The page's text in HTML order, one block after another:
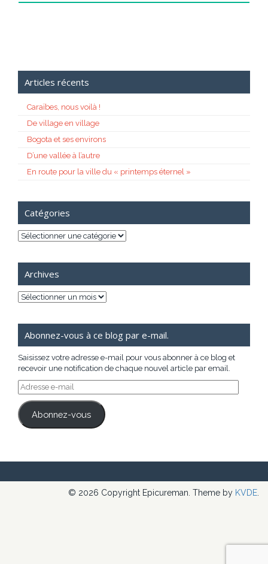
Articles récents
Caraïbes, nous voilà !
De village en village
Bogota et ses environs
D’une vallée à l’autre
En route pour la ville du « printemps éternel »
Catégories
Catégories
Archives
Archives
Abonnez-vous à ce blog par e-mail.
Saisissez votre adresse e-mail pour vous abonner à ce blog et
recevoir une notification de chaque nouvel article par email.
Adresse
e-
mail
Abonnez-vous
© 2026 Copyright Epicureman. Theme by KVDE.